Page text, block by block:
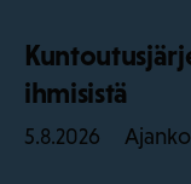
ihmisistä
5.8.2026